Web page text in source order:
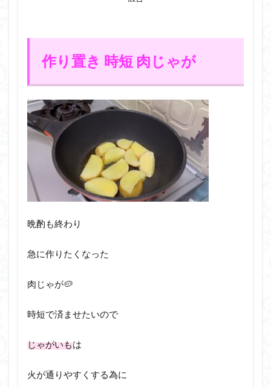
作り置き 時短 肉じゃが
晩酌も終わり
急に作りたくなった
肉じゃが🥔
時短で済ませたいので
じゃがいもは
火が通りやすくする為に